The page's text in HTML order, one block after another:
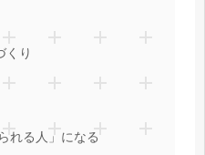
くり
れる人」になる